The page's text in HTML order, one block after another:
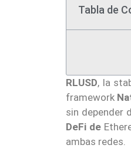
Tabla de
RLUSD, la
framework
sin depender
DeFi de
ambas redes.